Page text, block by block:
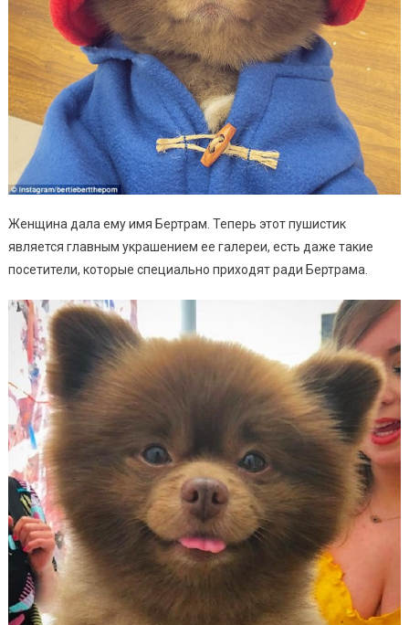
Женщина дала ему имя Бертрам. Теперь этот пушистик
является главным украшением ее галереи, есть даже такие
посетители, которые специально приходят ради Бертрама.